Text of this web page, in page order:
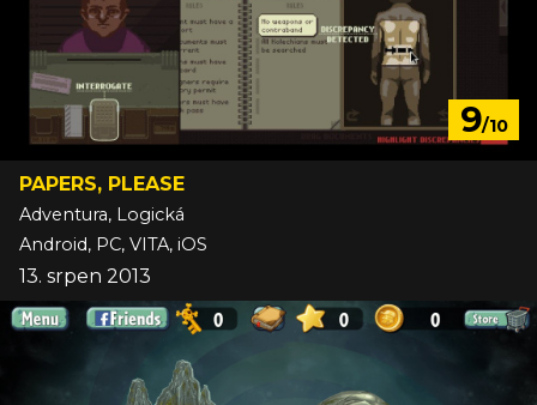
9/10
PAPERS, PLEASE
Adventura, Logická
Android, PC, VITA, iOS
13. srpen 2013